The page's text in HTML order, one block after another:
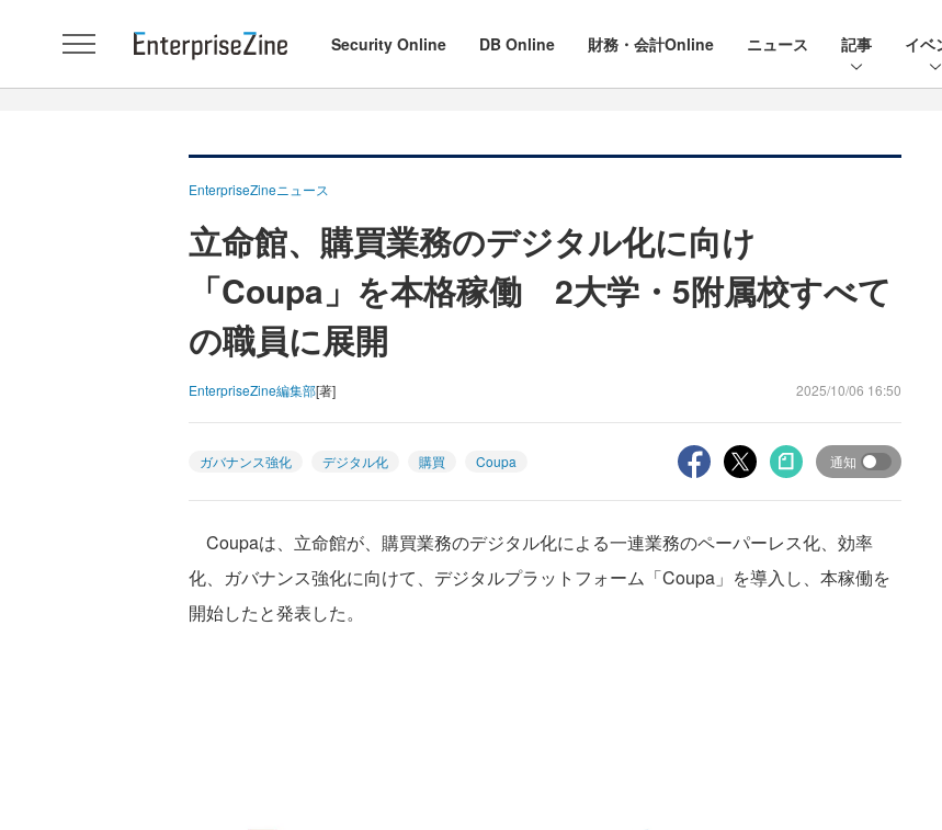
Security Online DB Online 財務・会計Online ニュース 記事 イベ
EnterpriseZineニュース
立命館、購買業務のデジタル化に向け
「Coupa」を本格稼働 2大学・5附属校すべて
の職員に展開
EnterpriseZine編集部[著] 2025/10/06 16:50
ガバナンス強化 デジタル化 購買 Coupa 通知
Coupaは、立命館が、購買業務のデジタル化による一連業務のペーパーレス化、効率
化、ガバナンス強化に向けて、デジタルプラットフォーム「Coupa」を導入し、本稼働を
開始したと発表した。